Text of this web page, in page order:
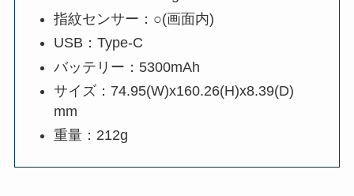
指紋センサー：○(画面内)
USB：Type-C
バッテリー：5300mAh
サイズ：74.95(W)x160.26(H)x8.39(D)
mm
重量：212g